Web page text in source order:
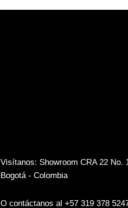
Visítanos: Showroom CRA 22 No.
Bogotá - Colombia
O contáctanos al +57 319 378